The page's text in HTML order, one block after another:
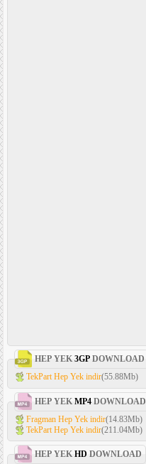
HEP YEK3GP DOWNLOAD
TekPart Hep Yek indir(55.88Mb)
HEP YEK MP4 DOWNLOAD
Fragman Hep Yek indir(14.83Mb)
TekPart Hep Yek indir(211.04Mb)
HEP YEKHD DOWNLOAD